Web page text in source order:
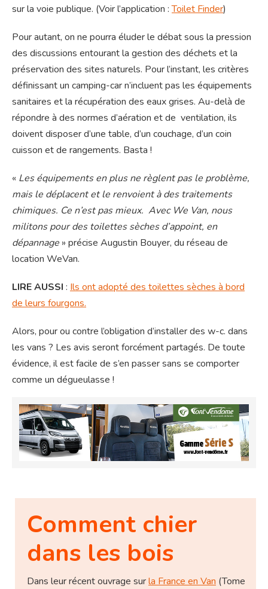
sur la voie publique. (Voir l’application :Toilet Finder)
Pour autant, on ne pourra éluder le débat sous la pression
des discussions entourant la gestion des déchets et la
préservation des sites naturels. Pour l’instant, les critères
définissant un camping-car n’incluent pas les équipements
sanitaires et la récupération des eaux grises. Au-delà de
répondre à des normes d’aération et de ventilation, ils
doivent disposer d’une table, d’un couchage, d’un coin
cuisson et de rangements. Basta !
« Les équipements en plus ne règlent pas le problème,
mais le déplacent et le renvoient à des traitements
chimiques. Ce n’est pas mieux. Avec We Van, nous
militons pour des toilettes sèches d’appoint, en
dépannage » précise Augustin Bouyer, du réseau de
location WeVan.
LIRE AUSSI : Ils ont adopté des toilettes sèches à bord
de leurs fourgons.
Alors, pour ou contre l’obligation d’installer des w-c. dans
les vans ? Les avis seront forcément partagés. De toute
évidence, il est facile de s’en passer sans se comporter
comme un dégueulasse !
Comment chier
dans les bois
Dans leur récent ouvrage surla France en Van (Tome